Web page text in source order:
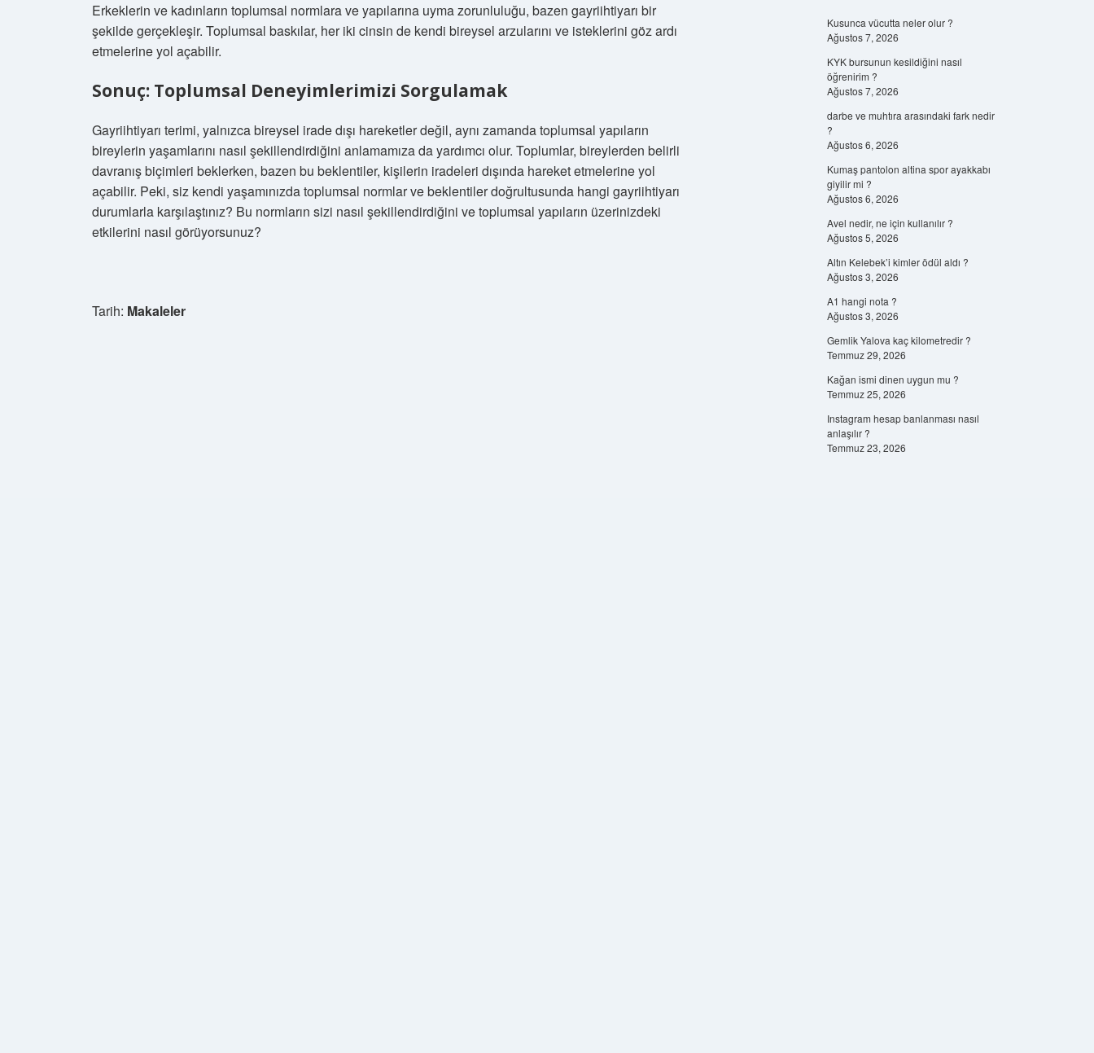
Erkeklerin ve kadınların toplumsal normlara ve yapılarına uyma zorunluluğu, bazen gayriihtiyarı bir
şekilde gerçekleşir. Toplumsal baskılar, her iki cinsin de kendi bireysel arzularını ve isteklerini göz ardı
etmelerine yol açabilir.
Sonuç: Toplumsal Deneyimlerimizi Sorgulamak
Gayriihtiyarı terimi, yalnızca bireysel irade dışı hareketler değil, aynı zamanda toplumsal yapıların
bireylerin yaşamlarını nasıl şekillendirdiğini anlamamıza da yardımcı olur. Toplumlar, bireylerden belirli
davranış biçimleri beklerken, bazen bu beklentiler, kişilerin iradeleri dışında hareket etmelerine yol
açabilir. Peki, siz kendi yaşamınızda toplumsal normlar ve beklentiler doğrultusunda hangi gayriihtiyarı
durumlarla karşılaştınız? Bu normların sizi nasıl şekillendirdiğini ve toplumsal yapıların üzerinizdeki
etkilerini nasıl görüyorsunuz?
Tarih: Makaleler
Kusunca vücutta neler olur ?
Ağustos 7, 2026
KYK bursunun kesildiğini nasıl
öğrenirim ?
Ağustos 7, 2026
darbe ve muhtıra arasındaki fark nedir
?
Ağustos 6, 2026
Kumaş pantolon altina spor ayakkabı
giyilir mi ?
Ağustos 6, 2026
Avel nedir, ne için kullanılır ?
Ağustos 5, 2026
Altın Kelebek’i kimler ödül aldı ?
Ağustos 3, 2026
A1 hangi nota ?
Ağustos 3, 2026
Gemlik Yalova kaç kilometredir ?
Temmuz 29, 2026
Kağan ismi dinen uygun mu ?
Temmuz 25, 2026
Instagram hesap banlanması nasıl
anlaşılır ?
Temmuz 23, 2026